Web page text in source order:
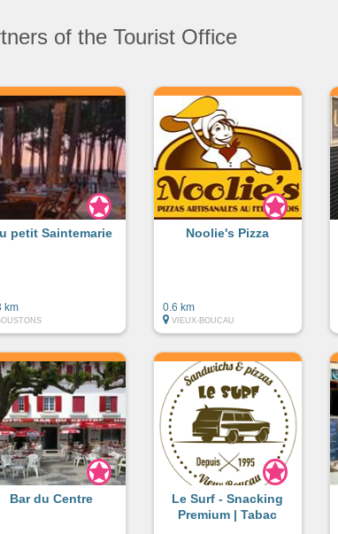
of the Tourist Office
petit Saintemarie
km
Noolie's Pizza
0.6 km
VIEUX-BOUCAU
Bar du Centre
Le Surf - Snacking
Premium | Tabac